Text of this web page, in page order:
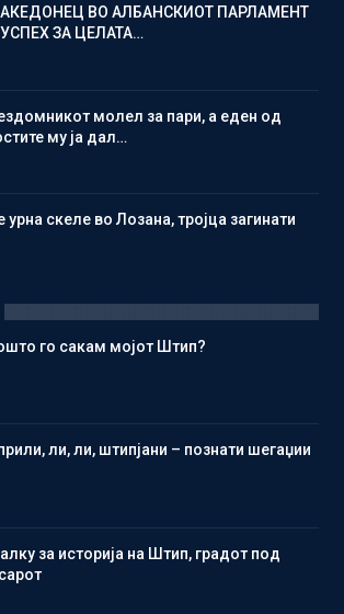
ВО АЛБАНСКИОТ ПАРЛАМЕНТ
ЗА ЦЕЛАТА…
молел за пари, а еден од
му ја дал…
урна скеле во Лозана, тројца загинати
го сакам мојот Штип?
ли, ли, штипјани – познати шегаџии
за историја на Штип, градот под